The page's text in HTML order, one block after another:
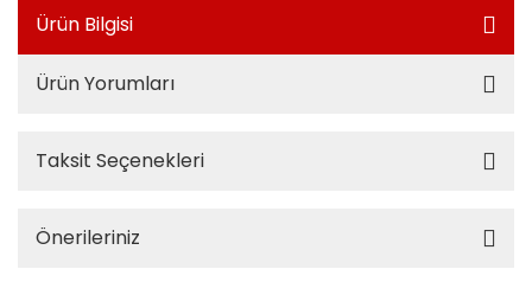
Ürün Bilgisi
Ürün Yorumları
Taksit Seçenekleri
Önerileriniz